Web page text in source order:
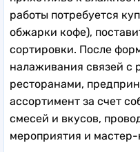
работы потребуется
обжарки кофе),
сортировки. После
налаживания связей с
ресторанами,
ассортимент за счет
смесей и вкусов,
мероприятия и